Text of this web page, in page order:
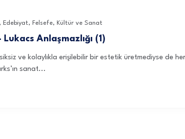
, Edebiyat, Felsefe, Kültür ve Sanat
Anlaşmazlığı (1)
ve kolaylıkla erişilebilir bir estetik üretmediyse de
sanat...